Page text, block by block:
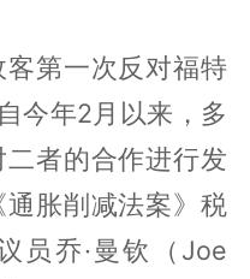
第一次反对福特
今年2月以来，多
者的合作进行发
胀削减法案》税
员乔·曼钦（Joe